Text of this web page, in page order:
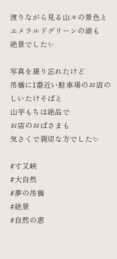
渡りながら見る山々の景色と
エメラルドグリーンの湖も
絶景でした✨
写真を撮り忘れたけど
吊橋に1番近い駐車場のお店の
しいたけそばと
山芋もちは絶品で
お店のおばさまも
気さくで親切な方でした✨
#寸又峡
#大自然
#夢の吊橋
#絶景
#自然の恵